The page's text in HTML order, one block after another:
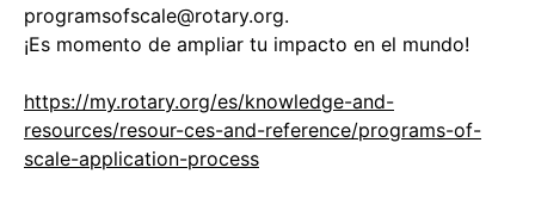
programsofscale@rotary.org.
¡Es momento de ampliar tu impacto en el mundo!
https://my.rotary.org/es/knowledge-and-
resources/resour-ces-and-reference/programs-of-
scale-application-process